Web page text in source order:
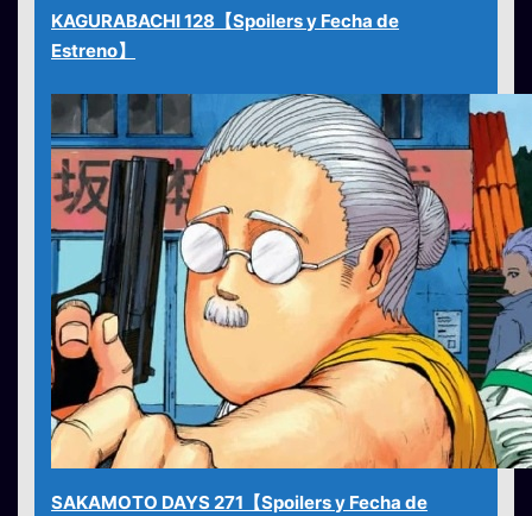
KAGURABACHI 128【Spoilers y Fecha de
Estreno】
SAKAMOTO DAYS 271【Spoilers y Fecha de